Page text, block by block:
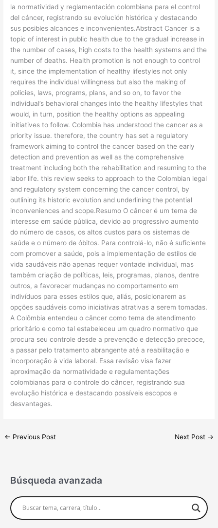
la normatividad y reglamentación colombiana para el control
del cáncer, registrando su evolución histórica y destacando
sus posibles alcances e inconvenientes.Abstract Cancer is a
topic of interest in public health due to the gradual increase in
the number of cases, high costs to the health systems and the
number of deaths. Health promotion is not enough to control
it, since the implementation of healthy lifestyles not only
requires the individual willingness but also the making of
policies, laws, programs, plans, and so on, to favor the
individual’s behavioral changes into the healthy lifestyles that
would, in turn, position the healthy options as appealing
initiatives to follow. Colombia has understood the cancer as a
priority issue. therefore, the country has set a regulatory
framework aiming to control the cancer based on the early
detection and prevention as well as the comprehensive
treatment including both the rehabilitation and resuming to the
labor life. this review seeks to approach to the Colombian legal
and regulatory system concerning the cancer control, by
outlining its historic evolution and underlining the potential
inconveniences and scope.Resumo O câncer é um tema de
interesse em saúde pública, devido ao progressivo aumento
do número de casos, os altos custos para os sistemas de
saúde e o número de óbitos. Para controlá-lo, não é suficiente
com promover a saúde, pois a implementação de estilos de
vida saudáveis não apenas requer vontade individual, mas
também criação de políticas, leis, programas, planos, dentre
outros, a favorecer mudanças no comportamento em
indivíduos para esses estilos que, aliás, posicionarem as
opções saudáveis como iniciativas atrativas a serem tomadas.
A Colômbia entendeu o câncer como tema de atendimento
prioritário e como tal estabeleceu um quadro normativo que
procura seu controle desde a prevenção e detecção precoce,
a passar pelo tratamento abrangente até a reabilitação e
incorporação à vida laboral. Essa revisão visa fazer
aproximação da normatividade e regulamentações
colombianas para o controle do câncer, registrando sua
evolução histórica e destacando possíveis escopos e
desvantages.
← Previous Post Next Post →
Búsqueda avanzada